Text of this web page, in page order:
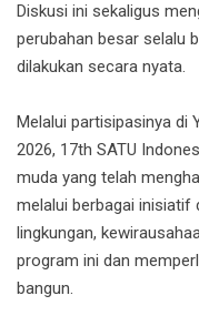
Diskusi ini sekaligus
perubahan besar selalu
dilakukan secara nyata.
Melalui partisipasinya di
2026, 17th SATU
muda yang telah
melalui berbagai inisiatif
lingkungan,
program ini dan
bangun.